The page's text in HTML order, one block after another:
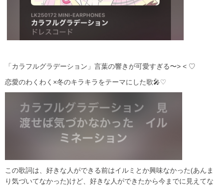
「カラフルグラデーション」言葉の響きが可愛すぎる〜> < ♡
恋愛のわくわく×冬のキラキラをテーマにした歌🎤♡
この歌詞は、好きな人ができる前はイルミとか興味なかった(あんま
り気づいてなかった)けど、好きな人ができたから今までに見えてな